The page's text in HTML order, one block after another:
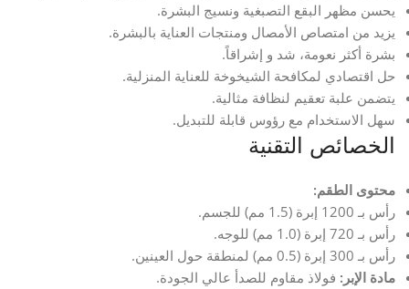
يحسن مظهر البقع التصبغية ونسيج البشرة.
يزيد من امتصاص الأمصال ومنتجات العناية بالبشرة.
بشرة أكثر نعومة، شد و إشراقاً.
حل اقتصادي لمكافحة الشيخوخة للعناية المنزلية.
يتضمن علبة تعقيم لنظافة مثالية.
سهل الاستخدام مع رؤوس قابلة للتبديل.
الخصائص التقنية
محتوى الطقم:
رأس بـ 1200 إبرة (1.5 مم) للجسم.
رأس بـ 720 إبرة (1.0 مم) للوجه.
رأس بـ 300 إبرة (0.5 مم) لمنطقة حول العينين.
مادة الإبر: فولاذ مقاوم للصدأ عالي الجودة.